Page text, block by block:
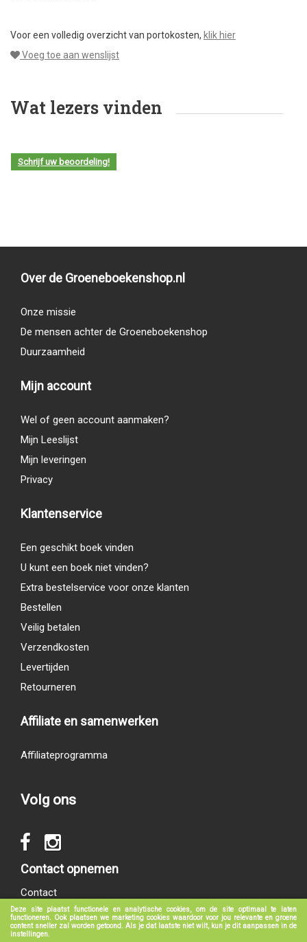
Deze site plaatst functionele en analytische cookies, om de site optimaal te laten
functioneren. Ook plaatsen we marketing cookies waardoor voor jou relevante en groene
content sneller zal worden getoond. Als je dat laatste niet wilt, kun je dit aanpassen in de
instellingen.
Voor een volledig overzicht van portokosten, klik hier
Voeg toe aan wenslijst
Wat lezers vinden
Schrijf uw beoordeling!
Over de Groeneboekenshop.nl
Onze missie
De mensen achter de Groeneboekenshop
Duurzaamheid
Mijn account
Wel of geen account aanmaken?
Mijn Leeslijst
Mijn leveringen
Privacy
Klantenservice
Een geschikt boek vinden
U kunt een boek niet vinden?
Extra bestelservice voor onze klanten
Bestellen
Veilig betalen
Verzendkosten
Levertijden
Retourneren
Affiliate en samenwerken
Affiliateprogramma
Volg ons
Contact opnemen
Contact